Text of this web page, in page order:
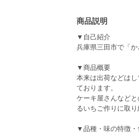
商品説明
▼自己紹介
兵庫県三田市で「
▼商品概要
本来は出荷などは
ております。
ケーキ屋さんなど
るいちご作りに取り
▼品種・味の特徴・